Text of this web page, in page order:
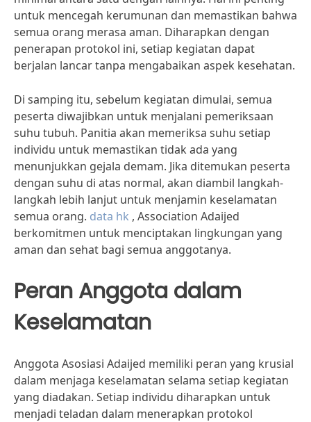
untuk mencegah kerumunan dan memastikan bahwa
semua orang merasa aman. Diharapkan dengan
penerapan protokol ini, setiap kegiatan dapat
berjalan lancar tanpa mengabaikan aspek kesehatan.
Di samping itu, sebelum kegiatan dimulai, semua
peserta diwajibkan untuk menjalani pemeriksaan
suhu tubuh. Panitia akan memeriksa suhu setiap
individu untuk memastikan tidak ada yang
menunjukkan gejala demam. Jika ditemukan peserta
dengan suhu di atas normal, akan diambil langkah-
langkah lebih lanjut untuk menjamin keselamatan
semua orang. data hk , Association Adaijed
berkomitmen untuk menciptakan lingkungan yang
aman dan sehat bagi semua anggotanya.
Peran Anggota dalam
Keselamatan
Anggota Asosiasi Adaijed memiliki peran yang krusial
dalam menjaga keselamatan selama setiap kegiatan
yang diadakan. Setiap individu diharapkan untuk
menjadi teladan dalam menerapkan protokol